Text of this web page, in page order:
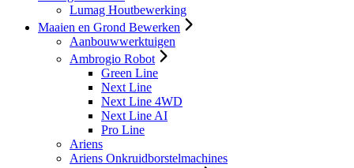
Lumag Houtbewerking
Maaien en Grond Bewerken
Aanbouwwerktuigen
Ambrogio Robot
Green Line
Next Line
Next Line 4WD
Next Line AI
Pro Line
Ariens
Ariens Onkruidborstelmachines